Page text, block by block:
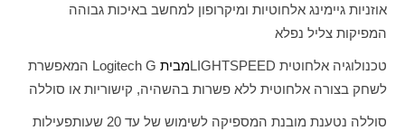
אוזניות גיימינג אלחוטיות ומיקרופון למחשב באיכות גבוהה
המפיקות צליל נפלא
טכנולוגיה אלחוטית LIGHTSPEEDמבית Logitech G המאפשרת
לשחק בצורה אלחוטית ללא פשרות בהשהיה, קישוריות או סוללה
סוללה נטענת מובנת המספיקה לשימוש של עד 20 שעות
פעילות